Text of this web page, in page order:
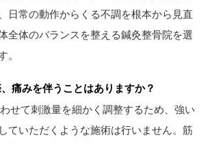
日常の動作からくる不調を根本から見直
全体のバランスを整える鍼灸整骨院を選
。
痛みを伴うことはありますか？
せて刺激量を細かく調整するため、強い
ていただくような施術は行いません。筋